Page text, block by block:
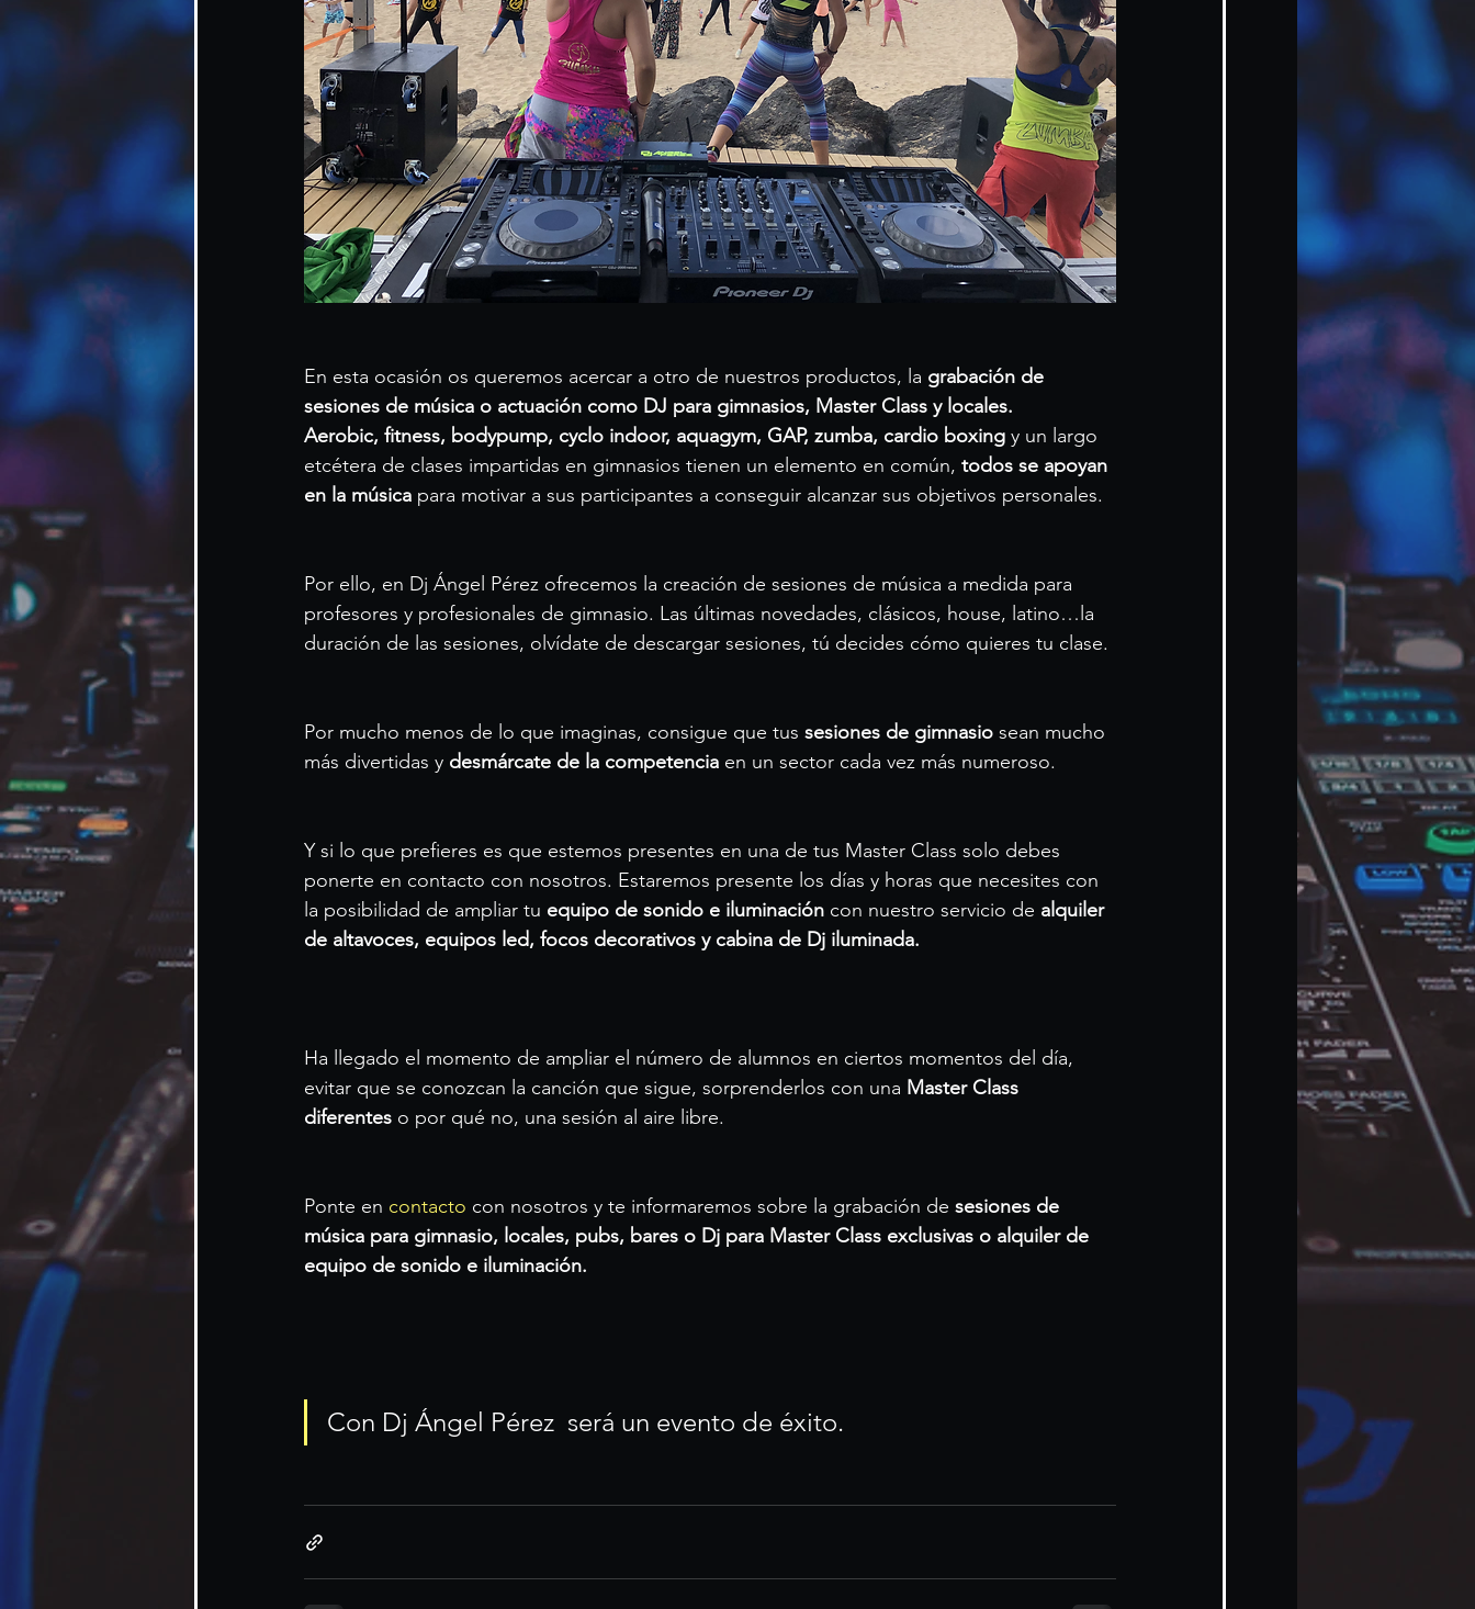
En esta ocasión os queremos acercar a otro de nuestros productos, la grabación de
sesiones de música o actuación como DJ para gimnasios, Master Class y locales.
Aerobic, fitness, bodypump, cyclo indoor, aquagym, GAP, zumba, cardio boxing y un largo
etcétera de clases impartidas en gimnasios tienen un elemento en común, todos se apoyan
en la música para motivar a sus participantes a conseguir alcanzar sus objetivos personales.
Por ello, en Dj Ángel Pérez ofrecemos la creación de sesiones de música a medida para
profesores y profesionales de gimnasio. Las últimas novedades, clásicos, house, latino…la
duración de las sesiones, olvídate de descargar sesiones, tú decides cómo quieres tu clase.
Por mucho menos de lo que imaginas, consigue que tus sesiones de gimnasio sean mucho
más divertidas y desmárcate de la competencia en un sector cada vez más numeroso.
Y si lo que prefieres es que estemos presentes en una de tus Master Class solo debes
ponerte en contacto con nosotros. Estaremos presente los días y horas que necesites con
la posibilidad de ampliar tu equipo de sonido e iluminación con nuestro servicio de alquiler
de altavoces, equipos led, focos decorativos y cabina de Dj iluminada.
Ha llegado el momento de ampliar el número de alumnos en ciertos momentos del día,
evitar que se conozcan la canción que sigue, sorprenderlos con una Master Class
diferentes o por qué no, una sesión al aire libre.
Ponte en contacto con nosotros y te informaremos sobre la grabación de sesiones de
música para gimnasio, locales, pubs, bares o Dj para Master Class exclusivas o alquiler de
equipo de sonido e iluminación.
Con Dj Ángel Pérez  será un evento de éxito.